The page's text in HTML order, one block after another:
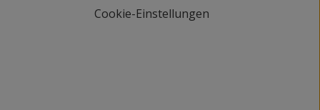
Cookie-Einstellungen